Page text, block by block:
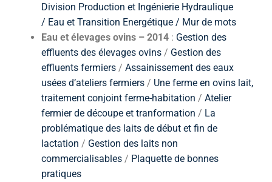
Division Production et Ingénierie Hydraulique
/ Eau et Transition Energétique/ Mur de mots
Eau et élevages ovins – 2014: Gestion des
effluents des élevages ovins/ Gestion des
effluents fermiers/ Assainissement des eaux
usées d’ateliers fermiers/ Une ferme en ovins lait,
traitement conjoint ferme-habitation / Atelier
fermier de découpe et tranformation / La
problématique des laits de début et fin de
lactation / Gestion des laits non
commercialisables/ Plaquette de bonnes
pratiques